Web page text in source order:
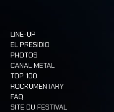
LINE-UP
EL PRESIDIO
PHOTOS
CANAL METAL
TOP 100
ROCKUMENTARY
FAQ
SITE DU FESTIVAL